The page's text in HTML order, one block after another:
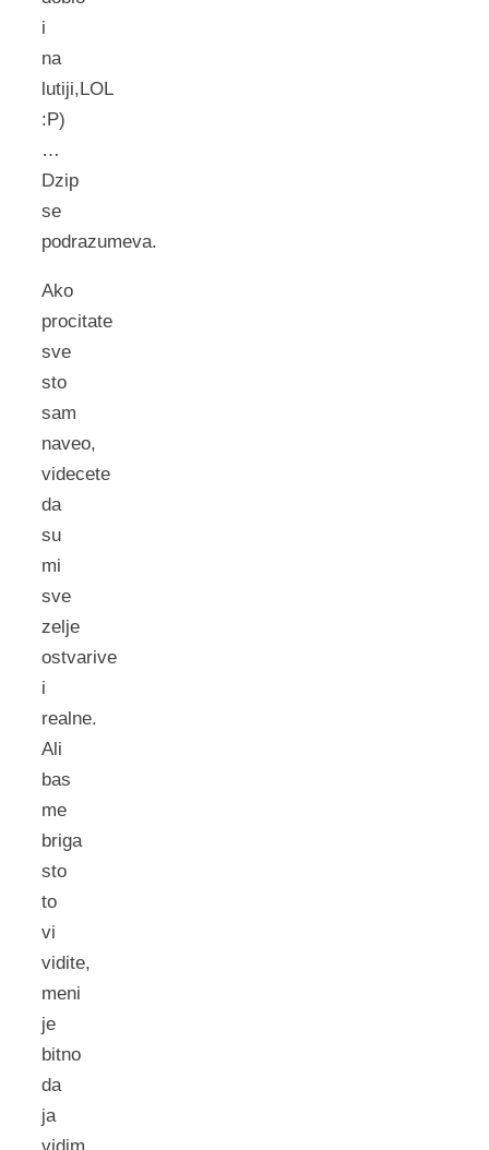
i
na
lutiji,LOL
:P)
…
Dzip
se
podrazumeva.
Ako
procitate
sve
sto
sam
naveo,
videcete
da
su
mi
sve
zelje
ostvarive
i
realne.
Ali
bas
me
briga
sto
to
vi
vidite,
meni
je
bitno
da
ja